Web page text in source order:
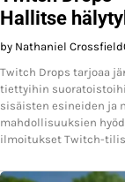
Hallitse
by Nathaniel Crossfield
Twitch Drops tarjoaa
tiettyihin
sisäisten esineiden ja
mahdollisuuksien
ilmoitukset Twitch-